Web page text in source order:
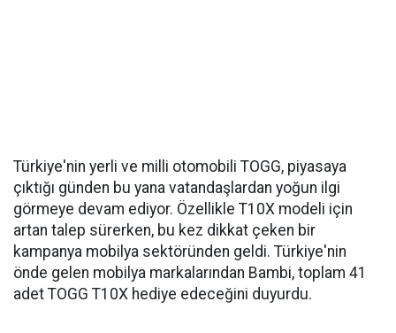
Türkiye'nin yerli ve milli otomobili TOGG, piyasaya
çıktığı günden bu yana vatandaşlardan yoğun ilgi
görmeye devam ediyor. Özellikle T10X modeli için
artan talep sürerken, bu kez dikkat çeken bir
kampanya mobilya sektöründen geldi. Türkiye'nin
önde gelen mobilya markalarından Bambi, toplam 41
adet TOGG T10X hediye edeceğini duyurdu.